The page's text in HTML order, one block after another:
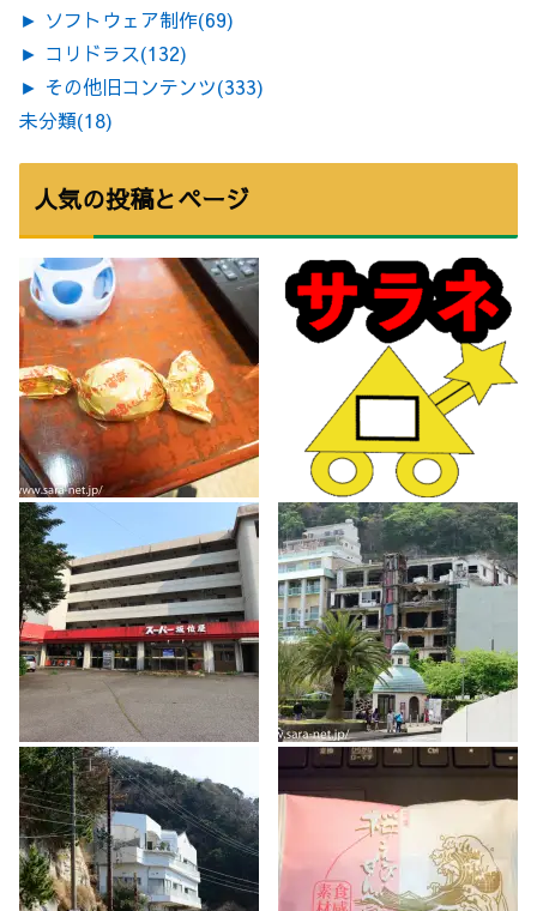
► ソフトウェア制作(69)
► コリドラス(132)
► その他旧コンテンツ(333)
未分類(18)
人気の投稿とページ